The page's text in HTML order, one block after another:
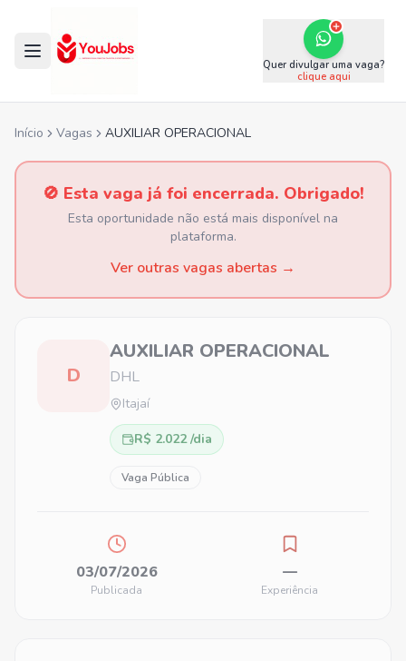
Quer divulgar uma vaga?
clique aqui
Início Vagas AUXILIAR OPERACIONAL
🚫 Esta vaga já foi encerrada. Obrigado!
Esta oportunidade não está mais disponível na
plataforma.
Ver outras vagas abertas →
D
AUXILIAR OPERACIONAL
DHL
Itajaí
R$ 2.022 /dia
Vaga Pública
03/07/2026
Publicada
—
Experiência